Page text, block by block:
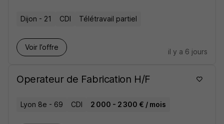
Dijon - 21 CDI Télétravail partiel
Voir l’offre
il y a 6 jours
Operateur de Fabrication H/F
Lyon 8e - 69 CDI 2 000 - 2 300 € / mois